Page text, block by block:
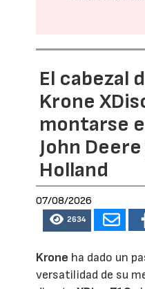
El cabezal
Krone
montarse
John
Holland
07/08/2026
2634
Krone ha dado un
versatilidad de su